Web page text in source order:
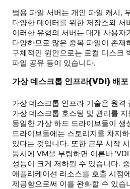
범용 파일 서버는 개인 파일 캐시,
다양한 데이터를 위한 저장소와 서
이러한 유형의 서버는 대개 사용자
다양하므로 많은 중복 파일이 존재
구체적인 원인으로는 로컬 디스크
파일 공유 등이 있습니다.
가상 데스크톱 인프라(VDI) 배포
가상 데스크톱 인프라 기술은 원격
가상 데스크톱 호스팅 및 관리를
동일한 가상 하드 드라이브들이 생
드라이브들에는 스토리지를 차지
있다는 것입니다. 또한 근무 시작
동시에 VM을 부팅하면 이른바
성능이 크게 저하될 수 있습니다.
애플리케이션 리소스를 호출 시점
제공함으로써 이를 완화할 수 있습